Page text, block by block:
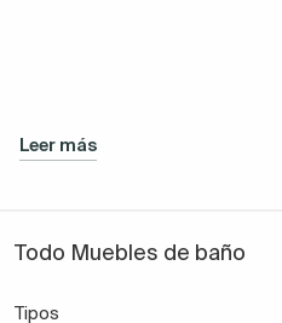
Leer más
Todo Muebles de baño
Tipos